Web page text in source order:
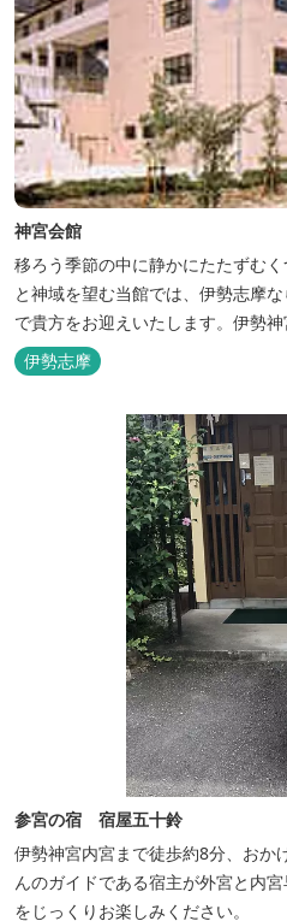
神宮会館
移ろう季節の中に静かにたたずむ
と神域を望む当館では、伊勢志摩
で貴方をお迎えいたします。伊勢
参拝を体験できます。
伊勢志摩
参宮の宿 宿屋五十鈴
伊勢神宮内宮まで徒歩約8分、おか
んのガイドである宿主が外宮と内
をじっくりお楽しみください。